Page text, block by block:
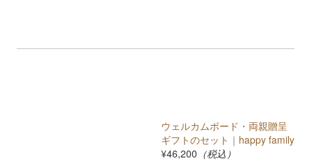
ウェルカムボード・両親贈呈
ギフトのセット｜happy family
¥46,200 （税込）